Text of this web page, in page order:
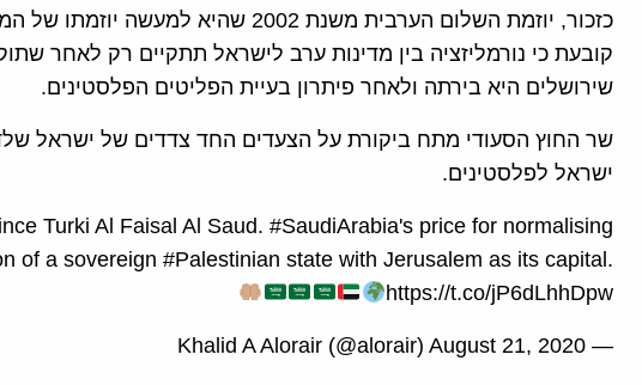
כזכור, יוזמת השלום הערבית משנת 2002
שירושלים היא בירתה ולאחר פיתרון בעיית הפליטים הפלסטינים.
שר החוץ הסעודי מתח ביקורת על הצעדים החד צדדים של ישראל
ישראל לפלסטינים.
Turki Al Faisal Al Saud. #SaudiArabia's price for normalising
of a sovereign #Palestinian state with Jerusalem as its capital.
https://t.co/jP6dLhhDpw
— Khalid A Alorair (@alorair) August 21, 2020